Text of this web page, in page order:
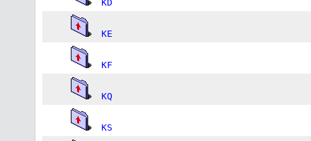
KD
KE
KF
KQ
KS